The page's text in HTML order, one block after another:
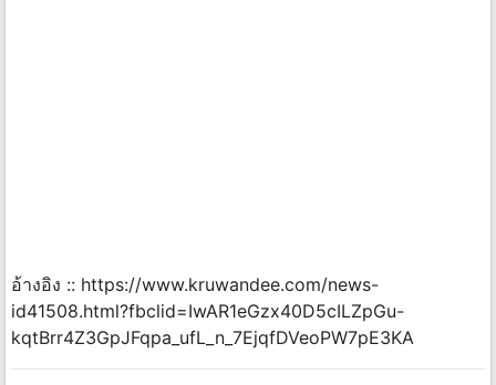
อ้างอิง :: https://www.kruwandee.com/news-
id41508.html?fbclid=IwAR1eGzx40D5cILZpGu-
kqtBrr4Z3GpJFqpa_ufL_n_7EjqfDVeoPW7pE3KA